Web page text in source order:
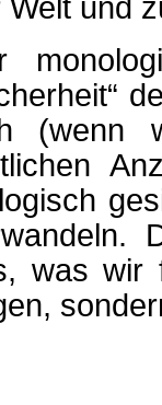
Welt und
(wenn
was wir